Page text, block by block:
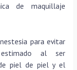
de maquillaje
para evitar
al ser
piel de piel y el